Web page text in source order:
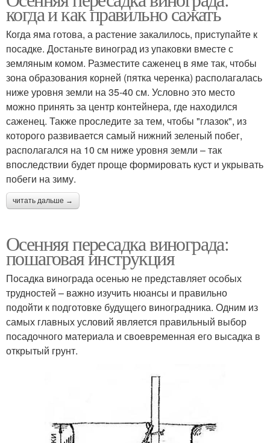
когда и как правильно сажать
Когда яма готова, а растение закалилось, приступайте к
посадке. Достаньте виноград из упаковки вместе с
земляным комом. Разместите саженец в яме так, чтобы
зона образования корней (пятка черенка) располагалась
ниже уровня земли на 35-40 см. Условно это место
можно принять за центр контейнера, где находился
саженец. Также проследите за тем, чтобы "глазок", из
которого развивается самый нижний зеленый побег,
располагался на 10 см ниже уровня земли – так
впоследствии будет проще формировать куст и укрывать
побеги на зиму.
читать дальше →
Осенняя пересадка винограда:
пошаговая инструкция
Посадка винограда осенью не представляет особых
трудностей – важно изучить нюансы и правильно
подойти к подготовке будущего виноградника. Одним из
самых главных условий является правильный выбор
посадочного материала и своевременная его высадка в
открытый грунт.